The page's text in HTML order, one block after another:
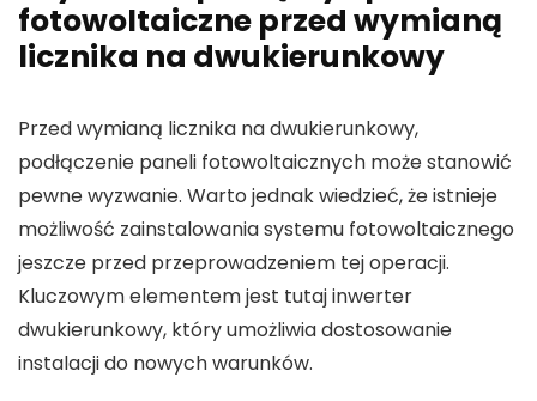
fotowoltaiczne przed wymianą
licznika na dwukierunkowy
Przed wymianą licznika na dwukierunkowy,
podłączenie paneli fotowoltaicznych może stanowić
pewne wyzwanie. Warto jednak wiedzieć, że istnieje
możliwość zainstalowania systemu fotowoltaicznego
jeszcze przed przeprowadzeniem tej operacji.
Kluczowym elementem jest tutajinwerter
dwukierunkowy, który umożliwia dostosowanie
instalacji do nowych warunków.